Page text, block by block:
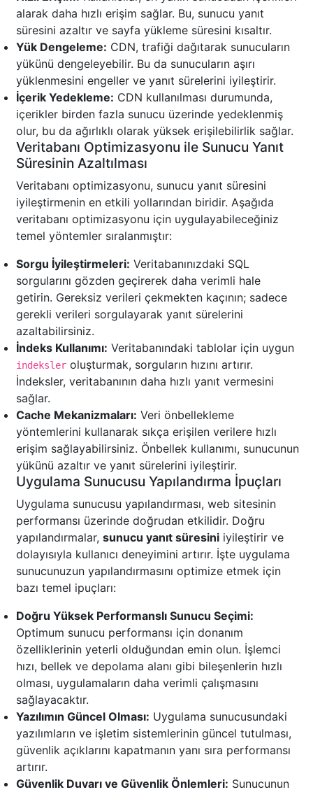
alarak daha hızlı erişim sağlar. Bu, sunucu yanıt
süresini azaltır ve sayfa yükleme süresini kısaltır.
Yük Dengeleme: CDN, trafiği dağıtarak sunucuların
yükünü dengeleyebilir. Bu da sunucuların aşırı
yüklenmesini engeller ve yanıt sürelerini iyileştirir.
İçerik Yedekleme: CDN kullanılması durumunda,
içerikler birden fazla sunucu üzerinde yedeklenmiş
olur, bu da ağırlıklı olarak yüksek erişilebilirlik sağlar.
Veritabanı Optimizasyonu ile Sunucu Yanıt
Süresinin Azaltılması
Veritabanı optimizasyonu, sunucu yanıt süresini
iyileştirmenin en etkili yollarından biridir. Aşağıda
veritabanı optimizasyonu için uygulayabileceğiniz
temel yöntemler sıralanmıştır:
Sorgu İyileştirmeleri: Veritabanınızdaki SQL
sorgularını gözden geçirerek daha verimli hale
getirin. Gereksiz verileri çekmekten kaçının; sadece
gerekli verileri sorgulayarak yanıt sürelerini
azaltabilirsiniz.
İndeks Kullanımı: Veritabanındaki tablolar için uygun
indeksler oluşturmak, sorguların hızını artırır.
İndeksler, veritabanının daha hızlı yanıt vermesini
sağlar.
Cache Mekanizmaları: Veri önbellekleme
yöntemlerini kullanarak sıkça erişilen verilere hızlı
erişim sağlayabilirsiniz. Önbellek kullanımı, sunucunun
yükünü azaltır ve yanıt sürelerini iyileştirir.
Uygulama Sunucusu Yapılandırma İpuçları
Uygulama sunucusu yapılandırması, web sitesinin
performansı üzerinde doğrudan etkilidir. Doğru
yapılandırmalar, sunucu yanıt süresini iyileştirir ve
dolayısıyla kullanıcı deneyimini artırır. İşte uygulama
sunucunuzun yapılandırmasını optimize etmek için
bazı temel ipuçları:
Doğru Yüksek Performanslı Sunucu Seçimi:
Optimum sunucu performansı için donanım
özelliklerinin yeterli olduğundan emin olun. İşlemci
hızı, bellek ve depolama alanı gibi bileşenlerin hızlı
olması, uygulamaların daha verimli çalışmasını
sağlayacaktır.
Yazılımın Güncel Olması: Uygulama sunucusundaki
yazılımların ve işletim sistemlerinin güncel tutulması,
güvenlik açıklarını kapatmanın yanı sıra performansı
artırır.
Güvenlik Duvarı ve Güvenlik Önlemleri: Sunucunun